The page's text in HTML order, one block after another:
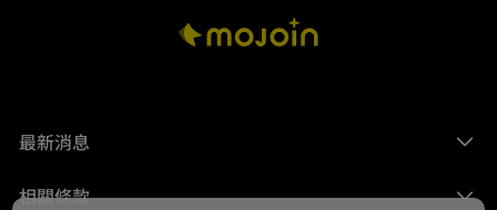
最新消息
相關條款